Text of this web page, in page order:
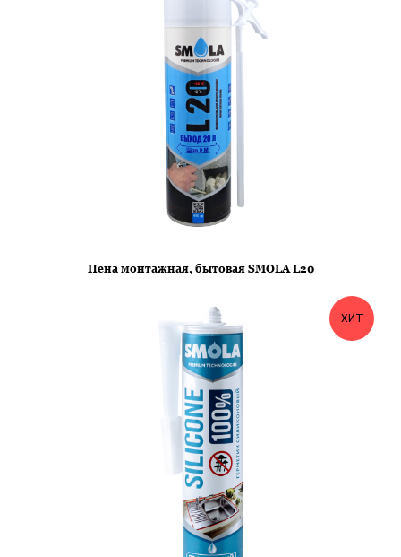
Пена монтажная, бытовая SMOLA L20
ХИТ